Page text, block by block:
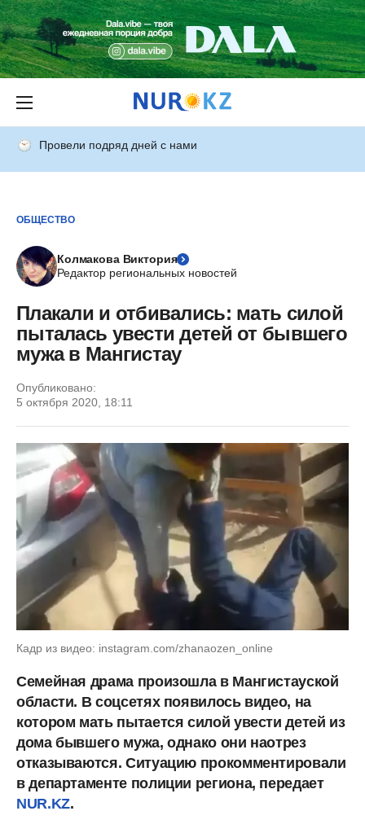
Провели подряд дней с нами
ОБЩЕСТВО
Колмакова Виктория
Редактор региональных новостей
Плакали и отбивались: мать силой
пыталась увести детей от бывшего
мужа в Мангистау
Опубликовано:
5 октября 2020, 18:11
Кадр из видео: instagram.com/zhanaozen_online
Семейная драма произошла в Мангистауской
области. В соцсетях появилось видео, на
котором мать пытается силой увести детей из
дома бывшего мужа, однако они наотрез
отказываются. Ситуацию прокомментировали
в департаменте полиции региона, передает
NUR.KZ.